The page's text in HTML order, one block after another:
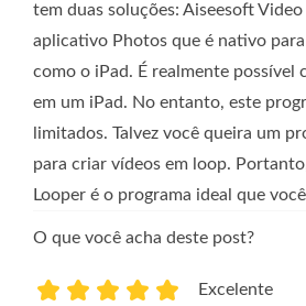
tem duas soluções: Aiseesoft
aplicativo Photos que é nativo
como o iPad. É realmente possível
em um iPad. No entanto, este
limitados. Talvez você queira um
para criar vídeos em loop.
Looper é o programa ideal que
O que você acha deste post?
Excelente